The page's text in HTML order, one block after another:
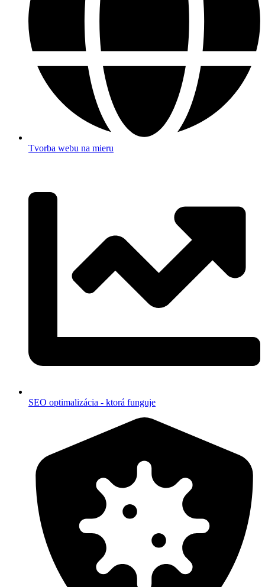
Tvorba webu na mieru
SEO optimalizácia - ktorá funguje